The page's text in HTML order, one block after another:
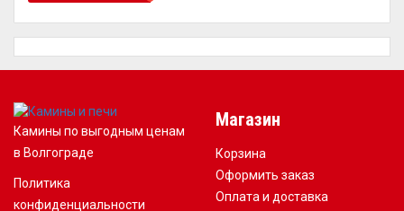
Камины по выгодным ценам
в Волгограде
Политика
конфиденциальности
Магазин
Корзина
Оформить заказ
Оплата и доставка